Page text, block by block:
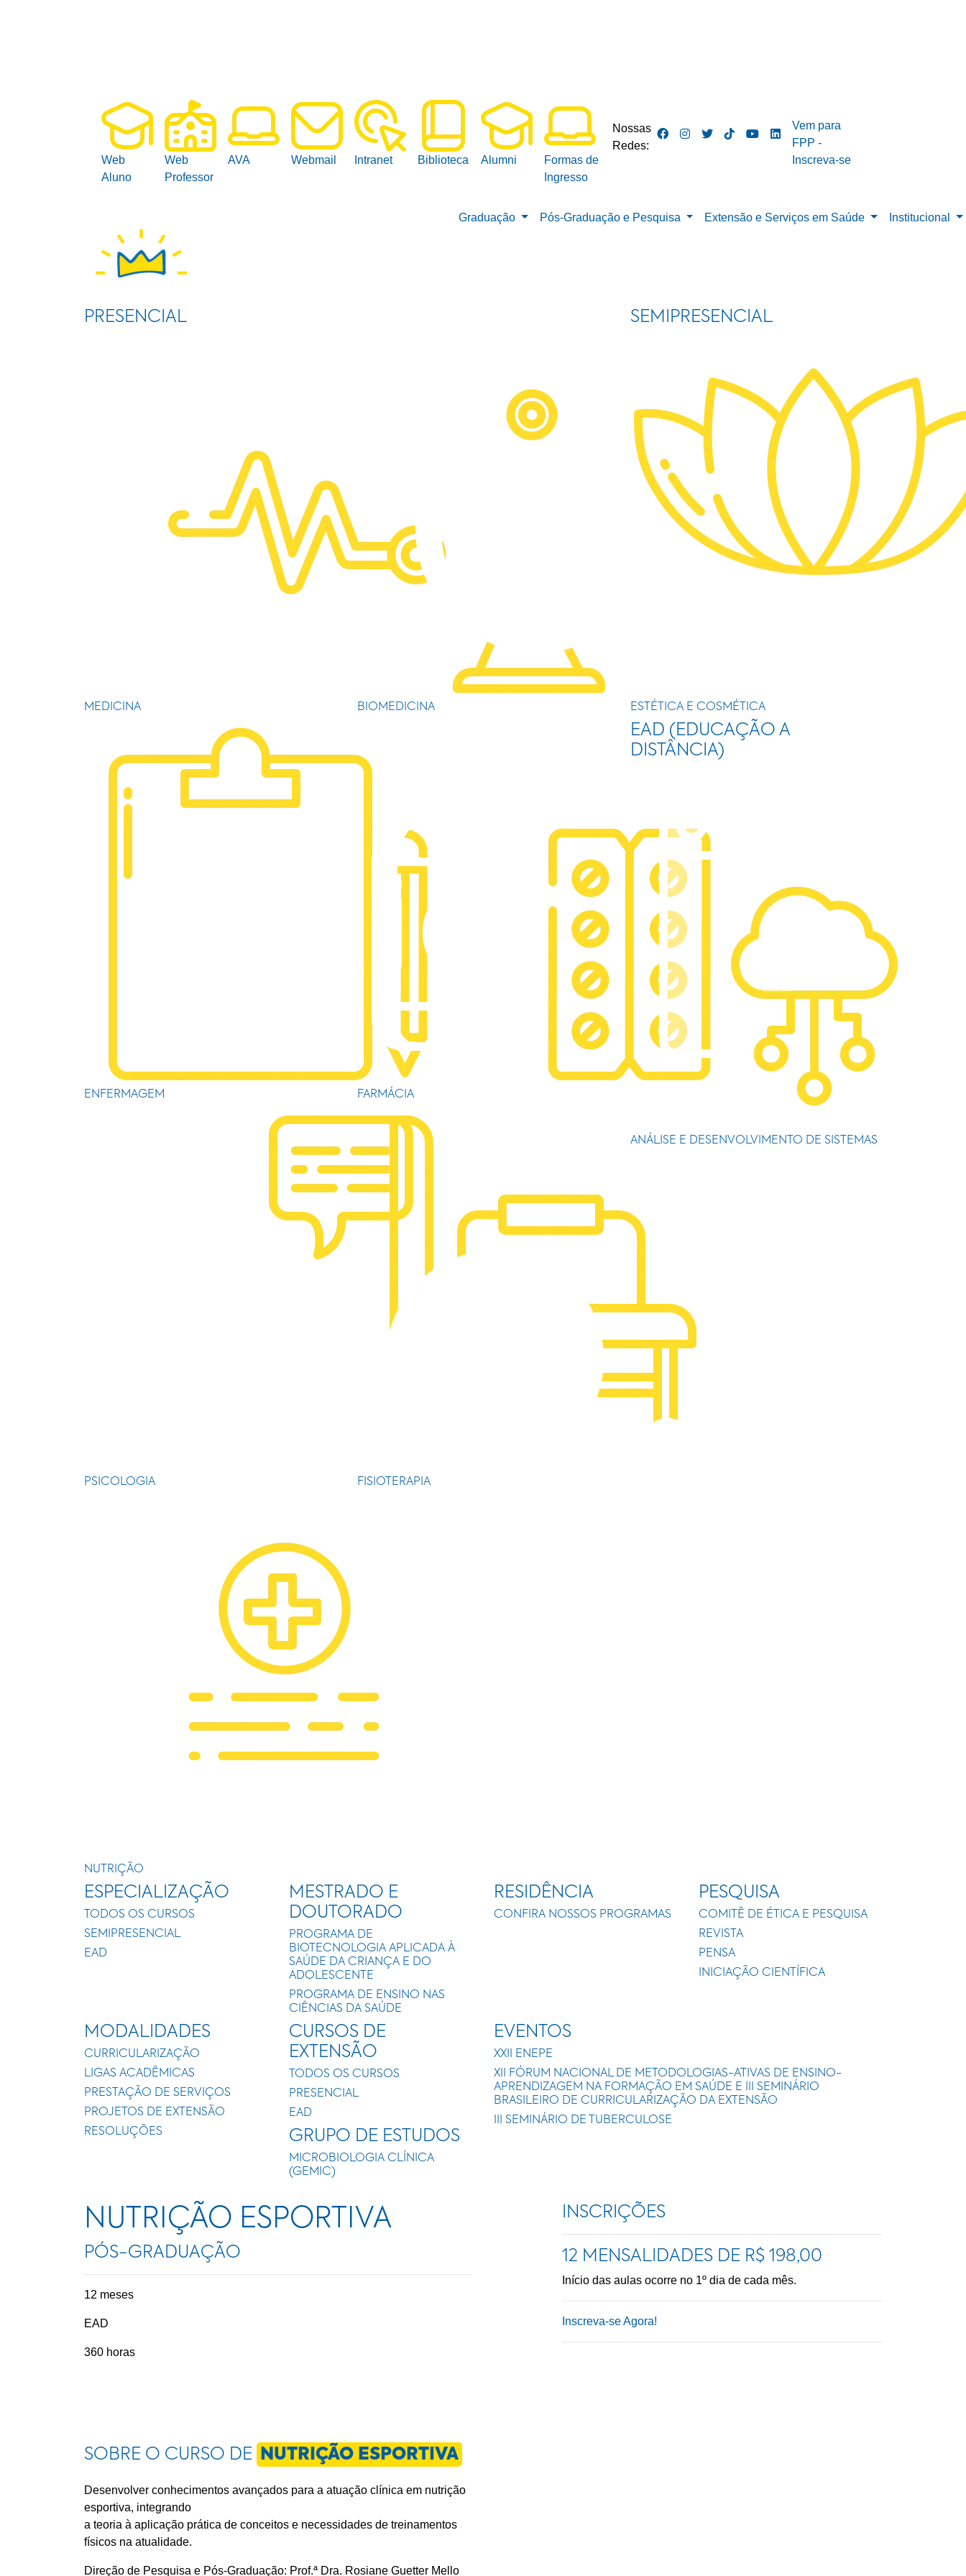
Web
Aluno
Web
Professor
AVA Webmail Intranet Biblioteca Alumni
Formas de
Ingresso
Nossas
Redes:
Vem para
FPP -
Inscreva-se
Graduação Pós-Graduação e Pesquisa Extensão e Serviços em Saúde Institucional
PRESENCIAL
MEDICINA BIOMEDICINA
ENFERMAGEM FARMÁCIA
PSICOLOGIA FISIOTERAPIA
NUTRIÇÃO
SEMIPRESENCIAL
ESTÉTICA E COSMÉTICA
EAD (EDUCAÇÃO A
DISTÂNCIA)
ANÁLISE E DESENVOLVIMENTO DE SISTEMAS
ESPECIALIZAÇÃO
TODOS OS CURSOS
SEMIPRESENCIAL
EAD
MESTRADO E
DOUTORADO
PROGRAMA DE
BIOTECNOLOGIA APLICADA À
SAÚDE DA CRIANÇA E DO
ADOLESCENTE
PROGRAMA DE ENSINO NAS
CIÊNCIAS DA SAÚDE
RESIDÊNCIA
CONFIRA NOSSOS PROGRAMAS
PESQUISA
COMITÊ DE ÉTICA E PESQUISA
REVISTA
PENSA
INICIAÇÃO CIENTÍFICA
MODALIDADES
CURRICULARIZAÇÃO
LIGAS ACADÊMICAS
PRESTAÇÃO DE SERVIÇOS
PROJETOS DE EXTENSÃO
RESOLUÇÕES
CURSOS DE
EXTENSÃO
TODOS OS CURSOS
PRESENCIAL
EAD
GRUPO DE ESTUDOS
MICROBIOLOGIA CLÍNICA
(GEMIC)
EVENTOS
XXII ENEPE
XII FÓRUM NACIONAL DE METODOLOGIAS-ATIVAS DE ENSINO-
APRENDIZAGEM NA FORMAÇÃO EM SAÚDE E III SEMINÁRIO
BRASILEIRO DE CURRICULARIZAÇÃO DA EXTENSÃO
III SEMINÁRIO DE TUBERCULOSE
NUTRIÇÃO ESPORTIVA
PÓS-GRADUAÇÃO
12 meses
EAD
360 horas
INSCRIÇÕES
12 MENSALIDADES DE R$ 198,00
Início das aulas ocorre no 1º dia de cada mês.
Inscreva-se Agora!
SOBRE O CURSO DE NUTRIÇÃO ESPORTIVA
Desenvolver conhecimentos avançados para a atuação clínica em nutrição
esportiva, integrando
a teoria à aplicação prática de conceitos e necessidades de treinamentos
físicos na atualidade.
Direção de Pesquisa e Pós-Graduação: Prof.ª Dra. Rosiane Guetter Mello